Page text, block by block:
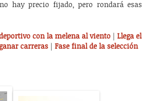
hay precio fijado, pero rondará esas
con la melena al viento
Llega el
carreras
Fase final de la selección